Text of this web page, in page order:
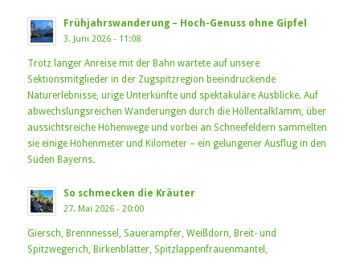
Frühjahrswanderung – Hoch-Genuss ohne Gipfel
3. Juni 2026 - 11:08
Trotz langer Anreise mit der Bahn wartete auf unsere
Sektionsmitglieder in der Zugspitzregion beeindruckende
Naturerlebnisse, urige Unterkünfte und spektakuläre Ausblicke. Auf
abwechslungsreichen Wanderungen durch die Höllentalklamm, über
aussichtsreiche Höhenwege und vorbei an Schneefeldern sammelten
sie einige Höhenmeter und Kilometer – ein gelungener Ausflug in den
Süden Bayerns.
So schmecken die Kräuter
27. Mai 2026 - 20:00
Giersch, Brennnessel, Sauerampfer, Weißdorn, Breit- und
Spitzwegerich, Birkenblätter, Spitzlappenfrauenmantel,